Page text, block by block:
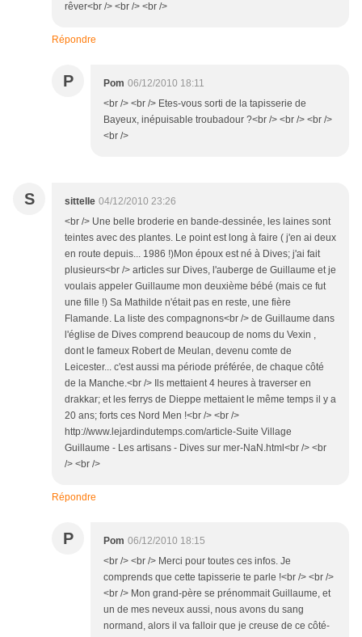
rêver<br /> <br /> <br />
Répondre
P Pom 06/12/2010 18:11
<br /> <br /> Etes-vous sorti de la tapisserie de
Bayeux, inépuisable troubadour ?<br /> <br /> <br />
<br />
S sittelle 04/12/2010 23:26
<br /> Une belle broderie en bande-dessinée, les laines sont
teintes avec des plantes. Le point est long à faire ( j'en ai deux
en route depuis... 1986 !)Mon époux est né à Dives; j'ai fait
plusieurs<br /> articles sur Dives, l'auberge de Guillaume et je
voulais appeler Guillaume mon deuxième bébé (mais ce fut
une fille !) Sa Mathilde n'était pas en reste, une fière
Flamande. La liste des compagnons<br /> de Guillaume dans
l'église de Dives comprend beaucoup de noms du Vexin ,
dont le fameux Robert de Meulan, devenu comte de
Leicester... c'est aussi ma période préférée, de chaque côté
de la Manche.<br /> Ils mettaient 4 heures à traverser en
drakkar; et les ferrys de Dieppe mettaient le même temps il y a
20 ans; forts ces Nord Men !<br /> <br />
http://www.lejardindutemps.com/article-Suite Village
Guillaume - Les artisans - Dives sur mer-NaN.html<br /> <br
/> <br />
Répondre
P Pom 06/12/2010 18:15
<br /> <br /> Merci pour toutes ces infos. Je
comprends que cette tapisserie te parle !<br /> <br />
<br /> Mon grand-père se prénommait Guillaume, et
un de mes neveux aussi, nous avons du sang
normand, alors il va falloir que je creuse de ce côté-